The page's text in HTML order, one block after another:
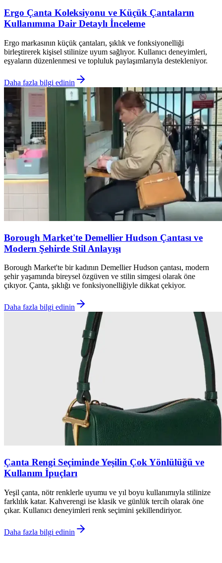
Ergo Çanta Koleksiyonu ve Küçük Çantaların
Kullanımına Dair Detaylı İnceleme
Ergo markasının küçük çantaları, şıklık ve fonksiyonelliği
birleştirerek kişisel stilinize uyum sağlıyor. Kullanıcı deneyimleri,
eşyaların düzenlenmesi ve topluluk paylaşımlarıyla destekleniyor.
Daha fazla bilgi edinin
Borough Market'te Demellier Hudson Çantası ve
Modern Şehirde Stil Anlayışı
Borough Market'te bir kadının Demellier Hudson çantası, modern
şehir yaşamında bireysel özgüven ve stilin simgesi olarak öne
çıkıyor. Çanta, şıklığı ve fonksiyonelliğiyle dikkat çekiyor.
Daha fazla bilgi edinin
Çanta Rengi Seçiminde Yeşilin Çok Yönlülüğü ve
Kullanım İpuçları
Yeşil çanta, nötr renklerle uyumu ve yıl boyu kullanımıyla stilinize
farklılık katar. Kahverengi ise klasik ve günlük tercih olarak öne
çıkar. Kullanıcı deneyimleri renk seçimini şekillendiriyor.
Daha fazla bilgi edinin